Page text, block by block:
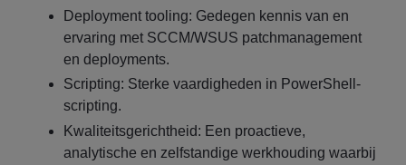
Deployment tooling: Gedegen kennis van en
ervaring met SCCM/WSUS patchmanagement
en deployments.
Scripting: Sterke vaardigheden in PowerShell-
scripting.
Kwaliteitsgerichtheid: Een proactieve,
analytische en zelfstandige werkhouding waarbij